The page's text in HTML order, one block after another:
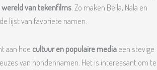
van tekenfilms. Zo maken Bella, Nala en
lijst van favoriete namen.
aan hoe cultuur en populaire mediaeen stevige
van hondennamen. Het is interessant om te